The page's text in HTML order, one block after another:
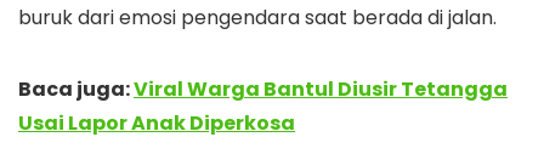
buruk dari emosi pengendara saat berada di jalan.
Baca juga:Viral Warga Bantul Diusir Tetangga
Usai Lapor Anak Diperkosa